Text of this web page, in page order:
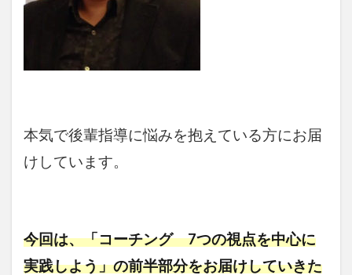
本気で後輩指導に悩みを抱えている方にお届
けしています。
今回は、「コーチング 7つの視点を中心に
実践しよう」の前半部分をお届けしていきた